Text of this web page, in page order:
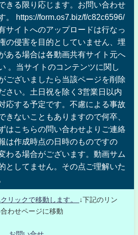
きる限り応じます。お問い合わせ
。 https://form.os7.biz/f/c82c6596/
サイトへのアップロードは行なっ
の侵害を目的としていません、埋
ある場合は各動画共有サイト元へ
。当サイトのコンテンツに関し
ございましたら当該ページを削除
さい。土日祝を除く3営業日以内
応する予定です。不慮による事故
きないこともありますので何卒、
はこちらの問い合わせよりご連絡
は作成時点の日時のものですの
わる場合がございます。動画サム
としてません。その点ご理解いた
リックで移動します。
↓下記のリン
わせページに移動